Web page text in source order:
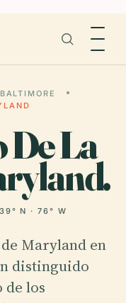
BALTIMORE
De La
39° N · 76° W
Maryland en
distinguido
los